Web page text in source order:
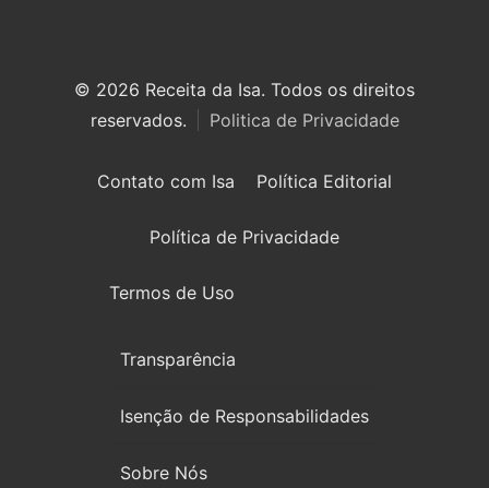
© 2026 Receita da Isa. Todos os direitos
reservados.
Politica de Privacidade
Contato com Isa Política Editorial
Política de Privacidade
Termos de Uso
Transparência
Isenção de Responsabilidades
Sobre Nós